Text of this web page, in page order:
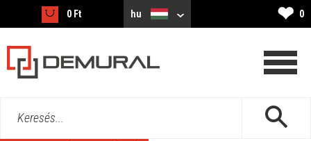
0 Ft hu ❤ 0
Keresés...